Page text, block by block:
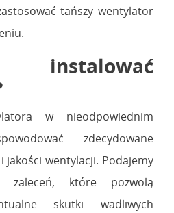
tańszy wentylator
w nieodpowiednim
zdecydowane
jakości wentylacji. Podajemy
zaleceń, które pozwolą
skutki wadliwych